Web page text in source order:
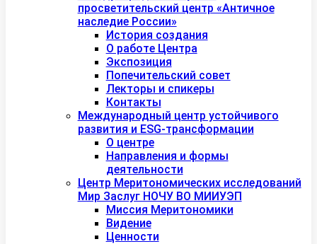
просветительский центр «Античное
наследие России»
История создания
О работе Центра
Экспозиция
Попечительский совет
Лекторы и спикеры
Контакты
Международный центр устойчивого
развития и ESG-трансформации
О центре
Направления и формы
деятельности
Центр Меритономических исследований
Мир Заслуг НОЧУ ВО МИИУЭП
Миссия Меритономики
Видение
Ценности